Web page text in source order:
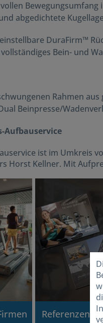
abgedichtete
DuraFirm™
Bein- und
Rahmen
Beinpresse/
Aufbauservice
ist im Umkreis
Horst Kellner. Mit
Referenzen